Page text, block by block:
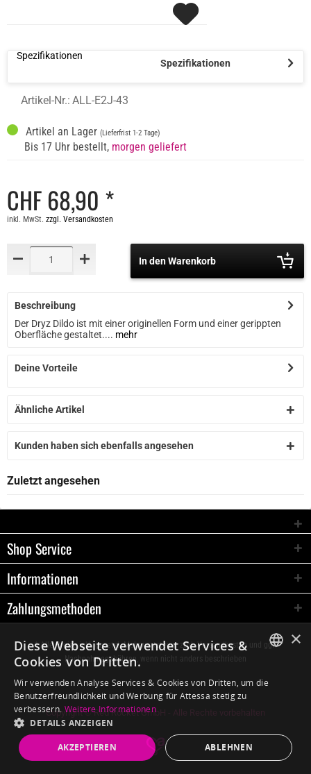
Spezifikationen
Spezifikationen
Artikel-Nr.: ALL-E2J-43
Artikel an Lager (Lieferfrist 1-2 Tage)
Bis 17 Uhr bestellt, morgen geliefert
CHF 68,90 *
inkl. MwSt. zzgl. Versandkosten
In den Warenkorb
Beschreibung
Der Dryz Dildo ist mit einer originellen Form und einer gerippten
Oberfläche gestaltet.... mehr
Deine Vorteile
Ähnliche Artikel
Kunden haben sich ebenfalls angesehen
Zuletzt angesehen
Shop Service
Informationen
Zahlungsmethoden
* Alle Preise inkl. gesetzl. Mehrwertsteuer zzgl.Versandkostenund ggf.
Nachnahmegebühren, wenn nicht anders beschrieben
Copyright © Red Rocket GmbH - Alle Rechte vorbehalten
×
Diese Webseite verwendet Services &
Cookies von Dritten.
Wir verwenden Analyse Services & Cookies von Dritten, um die
Benutzerfreundlichkeit und Werbung für Attessa stetig zu
verbessern. Weitere Informationen
DETAILS ANZEIGEN
AKZEPTIEREN ABLEHNEN